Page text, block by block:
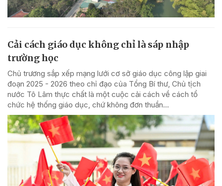
Cải cách giáo dục không chỉ là sáp nhập
trường học
Chủ trương sắp xếp mạng lưới cơ sở giáo dục công lập giai
đoạn 2025 - 2026 theo chỉ đạo của Tổng Bí thư, Chủ tịch
nước Tô Lâm thực chất là một cuộc cải cách về cách tổ
chức hệ thống giáo dục, chứ không đơn thuần...